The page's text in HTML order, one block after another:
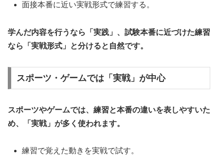
面接本番に近い実戦形式で練習する。
学んだ内容を行うなら「実践」、試験本番に近づけた練習
なら「実戦形式」と分けると自然です。
スポーツ・ゲームでは「実戦」が中心
スポーツやゲームでは、練習と本番の違いを表しやすいた
め、「実戦」が多く使われます。
練習で覚えた動きを実戦で試す。